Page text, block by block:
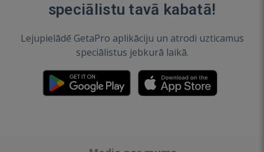
speciālistu tavā kabatā!
Lejupielādē GetaPro aplikāciju un atrodi uzticamus
speciālistus jebkurā laikā.